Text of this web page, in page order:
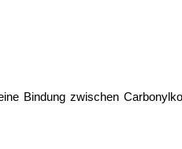
Bindung zwischen